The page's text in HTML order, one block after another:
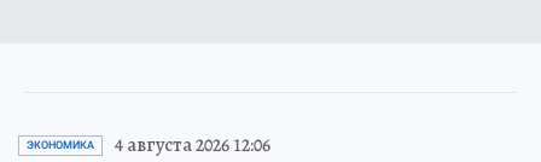
ЭКОНОМИКА 4 августа 2026 12:06